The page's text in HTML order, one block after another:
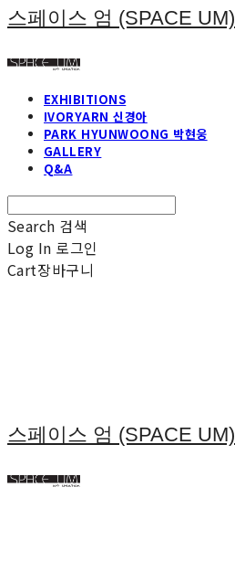
스페이스 엄 (SPACE UM)
EXHIBITIONS
IVORYARN 신경아
PARK HYUNWOONG 박현웅
GALLERY
Q&A
Search 검색
Log In 로그인
Cart장바구니
스페이스 엄 (SPACE UM)